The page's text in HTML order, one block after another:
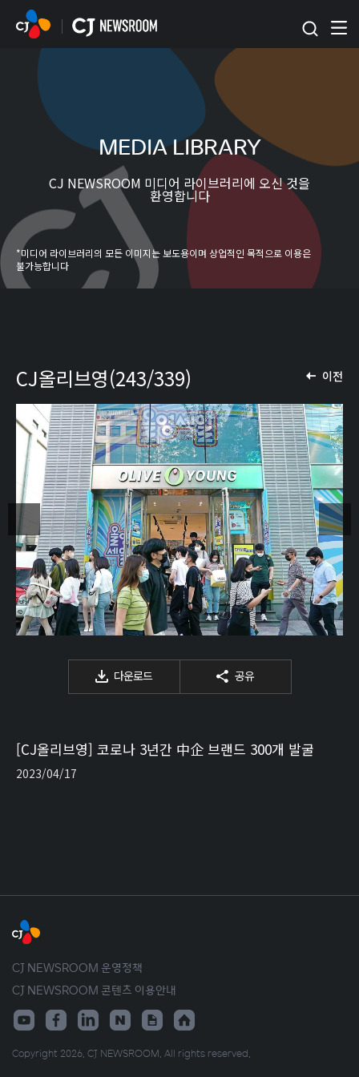
본문 바로가기
MEDIA LIBRARY
CJ NEWSROOM 미디어 라이브러리에 오신 것을
환영합니다
*미디어 라이브러리의 모든 이미지는 보도용이며 상업적인 목적으로 이용은
불가능합니다
이전
CJ올리브영(243/339)
다운로드 공유
[CJ올리브영] 코로나 3년간 中企 브랜드 300개 발굴
2023/04/17
CJ NEWSROOM 운영정책
CJ NEWSROOM 콘텐츠 이용안내
Copyright 2026. CJ NEWSROOM. All rights reserved.